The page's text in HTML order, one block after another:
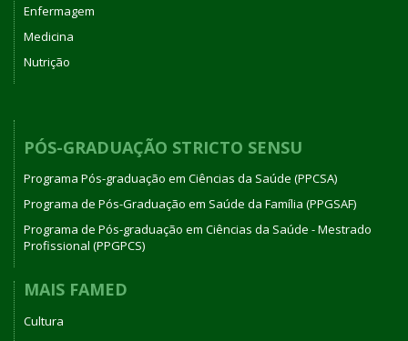
Enfermagem
Medicina
Nutrição
PÓS-GRADUAÇÃO STRICTO SENSU
Programa Pós-graduação em Ciências da Saúde (PPCSA)
Programa de Pós-Graduação em Saúde da Família (PPGSAF)
Programa de Pós-graduação em Ciências da Saúde - Mestrado
Profissional (PPGPCS)
MAIS FAMED
Cultura